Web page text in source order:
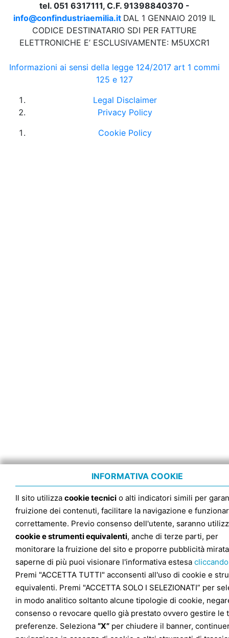
tel. 051 6317111, C.F. 91398840370 -
info@confindustriaemilia.it DAL 1 GENNAIO 2019 IL
CODICE DESTINATARIO SDI PER FATTURE
ELETTRONICHE E’ ESCLUSIVAMENTE: M5UXCR1
Informazioni ai sensi della legge 124/2017 art 1 commi
125 e 127
Legal Disclaimer
Privacy Policy
Cookie Policy
INFORMATIVA COOKIE
Il sito utilizza cookie tecnici o alti indicatori simili per
fruizione dei contenuti, facilitare la navigazione e
correttamente. Previo consenso dell'utente, saranno
cookie e strumenti equivalenti, anche di terze parti, per
monitorare la fruizione del sito e proporre pubblicità
saperne di più puoi visionare l'informativa estesa
Premi "ACCETTA TUTTI" acconsenti all'uso di cookie e
equivalenti. Premi "ACCETTA SOLO I SELEZIONATI” per
in modo analitico soltanto alcune tipologie di cookie,
consenso o revocare quello già prestato ovvero gestire le
preferenze. Seleziona “X” per chiudere il banner,